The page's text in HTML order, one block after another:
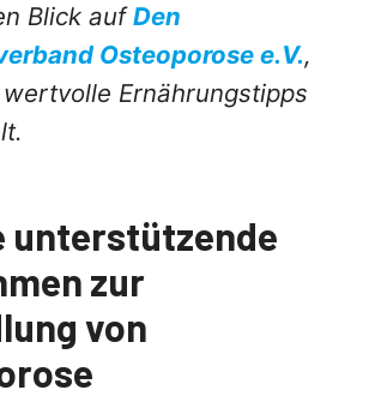
Blick aufDen
Osteoporose e.V.,
Ernährungstipps
unterstützende
zur
von